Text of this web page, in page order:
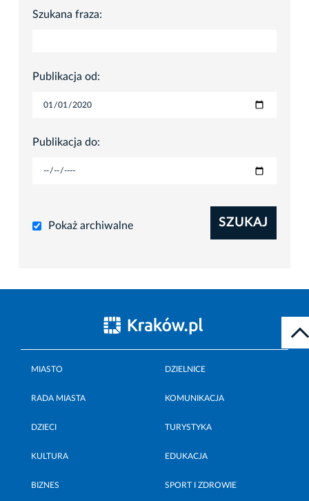
Szukana fraza:
Publikacja od:
Publikacja do:
Pokaż archiwalne SZUKAJ
MIASTO DZIELNICE
RADA MIASTA KOMUNIKACJA
DZIECI TURYSTYKA
KULTURA EDUKACJA
BIZNES SPORT I ZDROWIE